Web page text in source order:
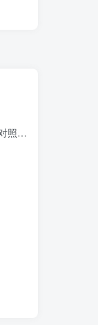
《剪刀手爱德华》经典台词（中英双语对照）Edward Scissorhands